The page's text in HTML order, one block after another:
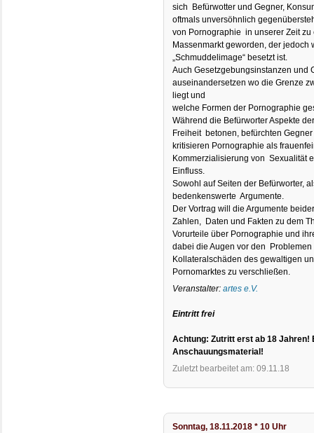
sich Befürwotter und Gegner,
oftmals unversöhnlich
von Pornographie in unserer Zeit
Massenmarkt geworden, der jedoch
„Schmuddelimage“ besetzt ist.
Auch Gesetzgebungsinstanzen und
auseinandersetzen wo die Grenze
liegt und
welche Formen der Pornographie
Während die Befürworter Aspekte
Freiheit betonen, befürchten
kritisieren Pornographie als
Kommerzialisierung von Sexualität
Einfluss.
Sowohl auf Seiten der Befürworter,
bedenkenswerte Argumente.
Der Vortrag will die Argumente
Zahlen, Daten und Fakten zu dem
Vorurteile über Pornographie und
dabei die Augen vor den
Kollateralschäden des gewaltigen
Pornomarktes zu verschließen.
Veranstalter:artes e.V.
Eintritt frei
Achtung: Zutritt erst ab 18 Jahren!
Anschauungsmaterial!
Zuletzt bearbeitet am: 09.11.18
Sonntag, 18.11.2018 * 10 Uhr